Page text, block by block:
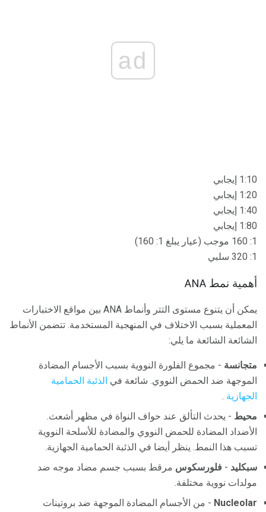
ad
1:10 إيجابي
1:20 إيجابي
1:40 إيجابي
1:80 إيجابي
1: 160 موجب (عيار يبلغ 1: 160)
1: 320 سلبي
أهمية نمط ANA
يمكن أن يتنوع مستوى التتر وأنماط ANA بين مواقع الاختبارات
المعملية بسبب الاختلاف في المنهجية المستخدمة. تتضمن الأنماط
الشائعة الشائعة ما يلي:
متجانسة - مجموع الفلورة النووية بسبب الأجسام المضادة
الموجهة ضد الحمض النووي. شائعة في الذئبة الحمامية
الجهازية .
محيط - يحدث التألق عند حواف النواة في مظهر أشعث.
الأضداد المضادة للحمض النووي والمضادة للأسلحة النووية
تسبب هذا النمط. ينظر أيضا في الذئبة الحمامية الجهازية.
سبكليد - فلورسكوس مرقط بسبب جسم مضاد موجه ضد
مولدات نووية مختلفة.
Nucleolar - من الأجسام المضادة الموجهة ضد بروتينات